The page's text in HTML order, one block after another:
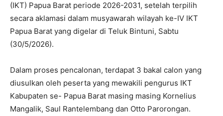
(IKT) Papua Barat periode 2026-2031, setelah terpilih
secara aklamasi dalam musyawarah wilayah ke-IV IKT
Papua Barat yang digelar di Teluk Bintuni, Sabtu
(30/5/2026).
Dalam proses pencalonan, terdapat 3 bakal calon yang
diusulkan oleh peserta yang mewakili pengurus IKT
Kabupaten se- Papua Barat masing masing Kornelius
Mangalik, Saul Rantelembang dan Otto Parorongan.